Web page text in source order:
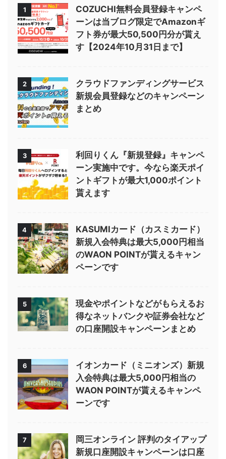
1
COZUCHI無料会員登録キャンペ
ーンは当ブログ限定でAmazonギ
フト券が最大50,500円分が貰え
す【2024年10月31日まで】
2
クラウドファンディングサービス
新規会員登録などのキャンペーン
まとめ
3
利回りくん『新規登録』キャンペ
ーン実施中です。今なら楽天ポイ
ントギフトが最大1,000ポイント
貰えます
4
KASUMIカード（カスミカード）
新規入会特典は最大5,000円相当
のWAON POINTが貰えるキャン
ペーンです
5
現金やポイントなどがもらえるお
得なネットバンクや証券会社など
の口座開設キャンペーンまとめ
6
イオンカード（ミニオンズ）新規
入会特典は最大5,000円相当の
WAON POINTが貰えるキャンペ
ーンです
7
岡三オンライン 評判のタイアップ
新規口座開設キャンペーンは口座